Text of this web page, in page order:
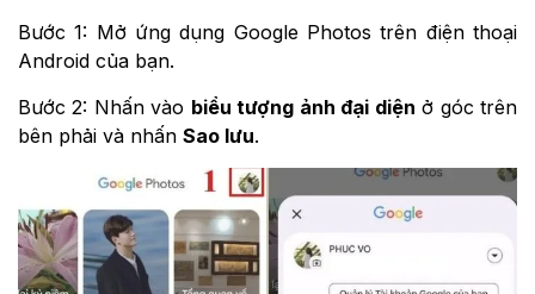
Bước 1: Mở ứng dụng Google Photos trên điện thoại
Android của bạn.
Bước 2: Nhấn vào biểu tượng ảnh đại diện ở góc trên
bên phải và nhấn Sao lưu.